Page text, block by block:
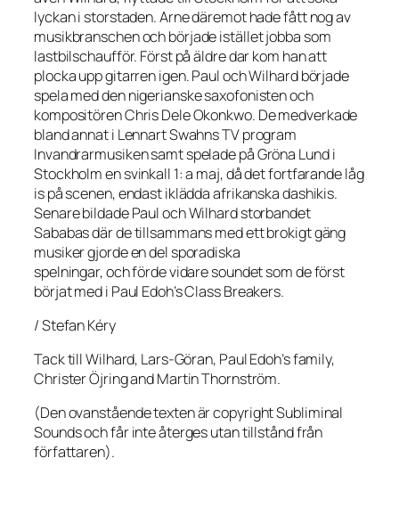
lyckan i storstaden. Arne däremot hade fått nog av
musikbranschen och började istället jobba som
lastbilschaufför. Först på äldre dar kom han att
plocka upp gitarren igen. Paul och Wilhard började
spela med den nigerianske saxofonisten och
kompositören Chris Dele Okonkwo. De medverkade
bland annat i Lennart Swahns TV program
Invandrarmusiken samt spelade på Gröna Lund i
Stockholm en svinkall 1: a maj, då det fortfarande låg
is på scenen, endast iklädda afrikanska dashikis.
Senare bildade Paul och Wilhard storbandet
Sababas där de tillsammans med ett brokigt gäng
musiker gjorde en del sporadiska
spelningar, och förde vidare soundet som de först
börjat med i Paul Edoh’s Class Breakers.
/ Stefan Kéry
Tack till Wilhard, Lars-Göran, Paul Edoh’s family,
Christer Öjring and Martin Thornström.
(Den ovanstående texten är copyright Subliminal
Sounds och får inte återges utan tillstånd från
författaren).